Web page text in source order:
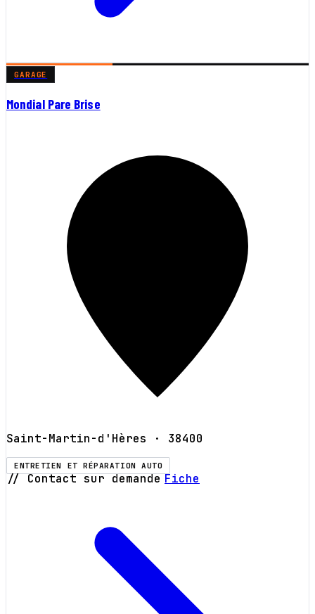
GARAGE
Mondial Pare Brise
Saint-Martin-d'Hères · 38400
ENTRETIEN ET RÉPARATION AUTO
// Contact sur demande Fiche